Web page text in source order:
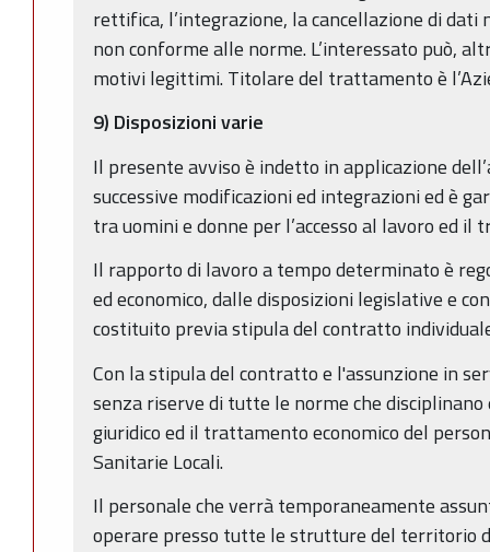
rettifica, l’integrazione, la cancellazione di
non conforme alle norme. L’interessato può,
motivi legittimi. Titolare del trattamento è
9) Disposizioni varie
Il presente avviso è indetto in applicazione
successive modificazioni ed integrazioni ed è
tra uomini e donne per l’accesso al lavoro ed
Il rapporto di lavoro a tempo determinato è
ed economico, dalle disposizioni legislative e
costituito previa stipula del contratto
Con la stipula del contratto e l'assunzione in
senza riserve di tutte le norme che
giuridico ed il trattamento economico del
Sanitarie Locali.
Il personale che verrà temporaneamente
operare presso tutte le strutture del territorio